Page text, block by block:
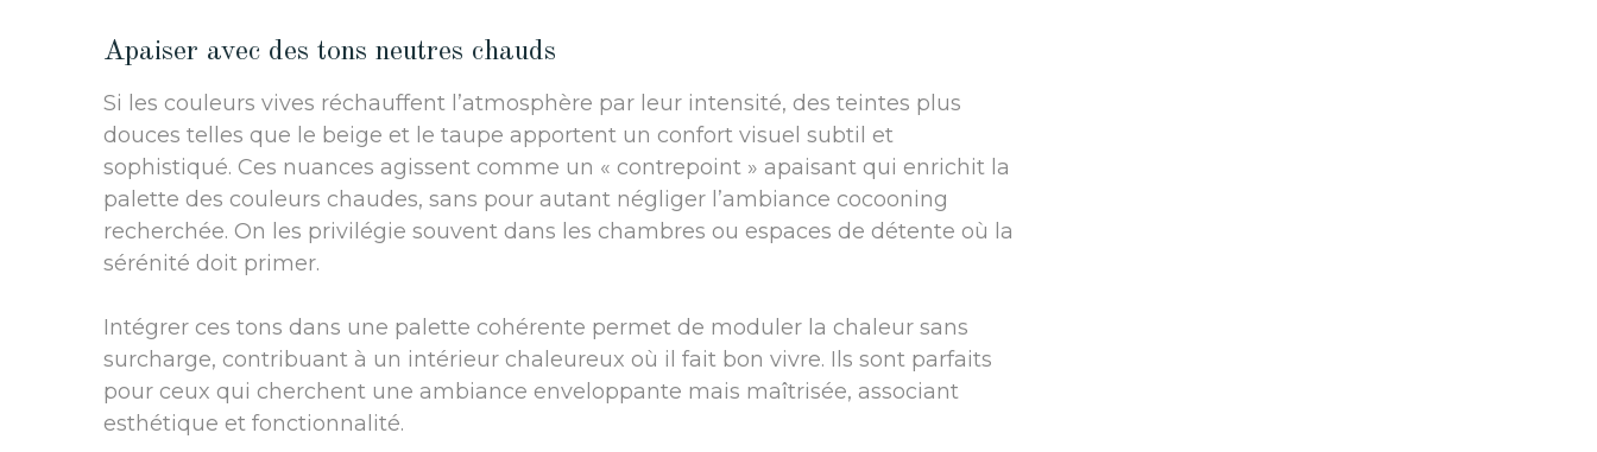
Apaiser avec des tons neutres chauds
Si les couleurs vives réchauffent l’atmosphère par leur intensité, des teintes plus
douces telles que le beige et le taupe apportent un confort visuel subtil et
sophistiqué. Ces nuances agissent comme un « contrepoint » apaisant qui enrichit la
palette des couleurs chaudes, sans pour autant négliger l’ambiance cocooning
recherchée. On les privilégie souvent dans les chambres ou espaces de détente où la
sérénité doit primer.
Intégrer ces tons dans une palette cohérente permet de moduler la chaleur sans
surcharge, contribuant à un intérieur chaleureux où il fait bon vivre. Ils sont parfaits
pour ceux qui cherchent une ambiance enveloppante mais maîtrisée, associant
esthétique et fonctionnalité.